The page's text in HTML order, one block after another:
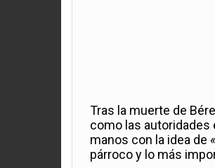
Tras la muerte de
como las
manos con la idea de
párroco y lo más